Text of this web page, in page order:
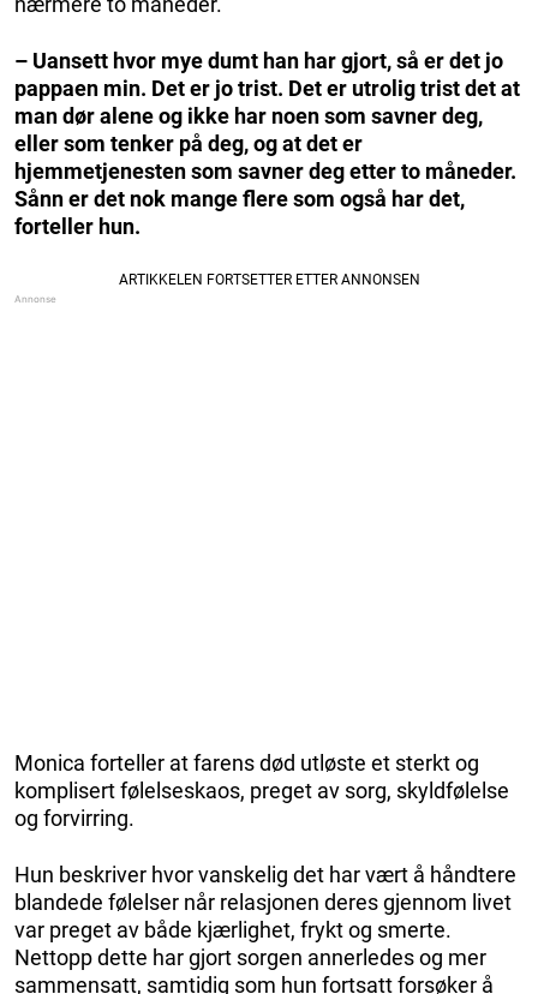
– Uansett hvor mye dumt han har gjort, så er det jo
pappaen min. Det er jo trist. Det er utrolig trist det at
man dør alene og ikke har noen som savner deg,
eller som tenker på deg, og at det er
hjemmetjenesten som savner deg etter to måneder.
Sånn er det nok mange flere som også har det,
forteller hun.
Monica forteller at farens død utløste et sterkt og
komplisert følelseskaos, preget av sorg, skyldfølelse
og forvirring.
Hun beskriver hvor vanskelig det har vært å håndtere
blandede følelser når relasjonen deres gjennom livet
var preget av både kjærlighet, frykt og smerte.
Nettopp dette har gjort sorgen annerledes og mer
sammensatt, samtidig som hun fortsatt forsøker å